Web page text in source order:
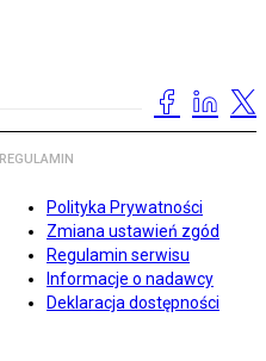
REGULAMIN
Polityka Prywatności
Zmiana ustawień zgód
Regulamin serwisu
Informacje o nadawcy
Deklaracja dostępności